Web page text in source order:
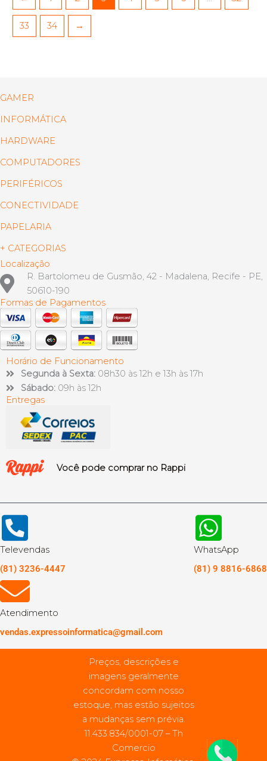
33 34 →
GAMER
INFORMÁTICA
HARDWARE
COMPUTADORES
PERIFÉRICOS
CONECTIVIDADE
PAPELARIA
+ CATEGORIAS
Localização
R. Bartolomeu de Gusmão, 42 - Madalena, Recife - PE,
50610-190
Formas de Pagamentos
Horário de Funcionamento
Segunda à Sexta: 08h30 às 12h e 13h às 17h
Sábado: 09h às 12h
Entregas
Você pode comprar no Rappi
Televendas
(81) 3236-4447
WhatsApp
(81) 9 8816-6868
Atendimento
vendas.expressoinformatica@gmail.com
Preços, descrições e
imagens geralmente
concordam com nosso
estoque, mas estão sujeitos
a mudanças sem prévia.
11.433.834/0001-07 – Th
Comercio